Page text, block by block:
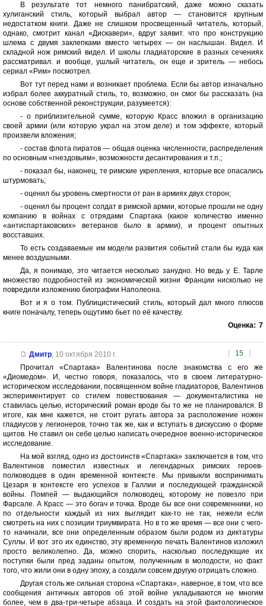
В результате тот немного панибратский, даже можно сказать
хулиганский стиль, который выбрал автор — становится крупным
недостатком книги. Даже не слишком просвещенный читатель, который,
однако, смотрит канал «Дискавери», вдруг заявит. что про конструкцию
шлема с двумя заклепками вместо четырех — он наслышан. Видел. И
складной нож римский видел. И школы гладиаторские в разных сечениях
рассматривал. и вообще, ушлый читатель, он еще и зритель — небось
сериал «Рим» посмотрел.
Вот тут перед нами и возникает проблема. Если бы автор изначально
избрал более аккуратный стиль, то, возможно, он смог бы рассказать (на
основе собственной реконструкции, разумеется):
- о приблизительной сумме, которую Красс вложил в организацию
своей армии (или которую украл на этом деле) и том эффекте, который
произвели вложения;
- состав флота пиратов — общая оценка численности, распределения
по основным «гнездовьям», возможности десантирования и т.п.;
- показал бы, наконец, те римские укрепления, которые все опасались
штурмовать;
- оценил бы уровень смертности от ран в армиях двух сторон;
- оценил бы процент солдат в римской армии, которые прошли не одну
компанию в войнах с отрядами Спартака (какое количество именно
«антиспартаковских» ветеранов было в армии), и процент опытных
восставших.
То есть создаваемые им модели развития событий стали бы куда как
менее воздушными.
Да, я понимаю, это читается несколько занудно. Но ведь у Е. Тарле
множество подробностей из экономической жизни Франции нисколько не
повредили изложению биографии Наполеона.
Вот и я о том. Публицистический стиль, который дал много плюсов
книге поначалу, теперь ощутимо бьет по её качеству.
Оценка: 7
[ 15 ]
Дмитр, 10 октября 2010 г.
Прочитал «Спартака» Валентинова после знакомства с его же
«Диомедом». И, честно говоря, показалось, что в своем литературно-
историческом исследовании, посвященном войне гладиаторов, Валентинов
экспериментирует со стилем повествования — документалистика не
ставилась целью, исторический роман вроде бы то же не планировался. В
итоге, как мне кажется, не стоит ругать автора за расположение ножен
гладиусов у легионеров, точно так же, как и вступать в дискуссию о форме
щитов. Не ставил он себе целью написать очередное военно-историческое
исследование.
На мой взгляд, одно из достоинств «Спартака» заключается в том, что
Валентинов поместил известных и легендарных римских героев-
полководцев в один временной контексте. Мы привыкли воспринимать
Цезаря в контексте его успехов в Галлии и последующей гражданской
войны. Помпей — выдающийся полководец, которому не повезло при
Фарсале. А Красс — это богач и точка. Вроде бы все они современники, но
по отдельности каждый из них выглядит как-то не так, нежели если
смотреть на них с позиции триумвирата. Но в то же время — все они с чего-
то начинали, все они определенным образом были родом из диктатуры
Суллы. И вот это их единство, эту временную печать Валентинов изложил
просто великолепно. Да, можно спорить, насколько последующие их
поступки были пред заданы опытом, полученным в молодости, но факт
того, что жили они в одну эпоху, а создали совсем другую отрицать сложно.
Другая столь же сильная сторона «Спартака», наверное, в том, что все
сообщения античных авторов об этой войне укладываются не многим
более, чем в два-три-четыре абзаца. И создать на этой фактологическое